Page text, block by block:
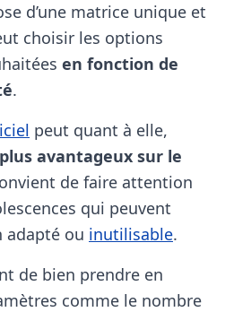
d’une matrice unique et
choisir les options
en fonction de
.
peut quant à elle,
avantageux sur le
de faire attention
qui peuvent
adapté ou inutilisable.
de bien prendre en
comme le nombre